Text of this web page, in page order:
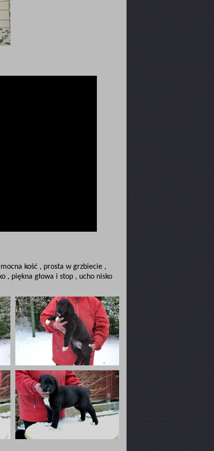
kość , prosta w grzbiecie ,
, piękna głowa i stop , ucho nisko